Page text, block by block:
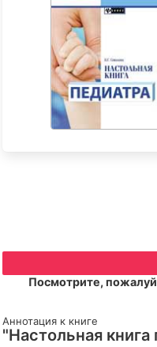
Посмотрите,
Аннотация к книге
"Настольная